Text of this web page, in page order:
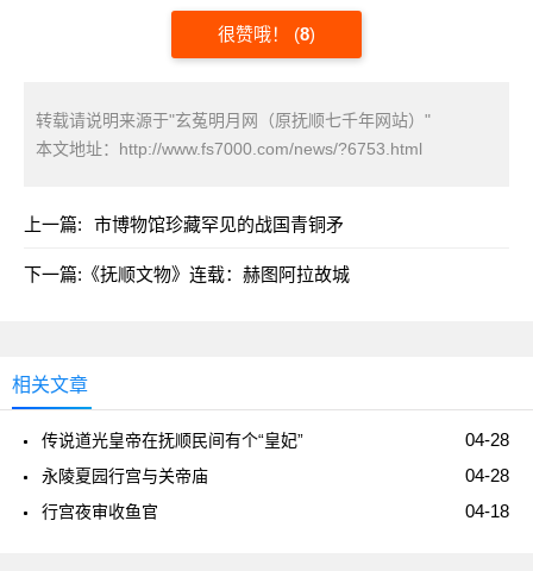
很赞哦！ (8)
转载请说明来源于"玄菟明月网（原抚顺七千年网站）"
本文地址： http://www.fs7000.com/news/?6753.html
上一篇: 市博物馆珍藏罕见的战国青铜矛
下一篇: 《抚顺文物》连载：赫图阿拉故城
相关文章
04-28
传说道光皇帝在抚顺民间有个“皇妃”
04-28
永陵夏园行宫与关帝庙
04-18
行宫夜审收鱼官